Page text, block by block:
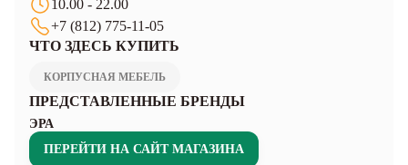
10.00 - 22.00
+7 (812) 775-11-05
ЧТО ЗДЕСЬ КУПИТЬ
КОРПУСНАЯ МЕБЕЛЬ
ПРЕДСТАВЛЕННЫЕ БРЕНДЫ
ЭРА
ПЕРЕЙТИ НА САЙТ МАГАЗИНА